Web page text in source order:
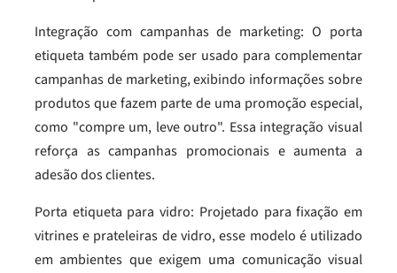
Integração com campanhas de marketing: O porta
etiqueta também pode ser usado para complementar
campanhas de marketing, exibindo informações sobre
produtos que fazem parte de uma promoção especial,
como "compre um, leve outro". Essa integração visual
reforça as campanhas promocionais e aumenta a
adesão dos clientes.
Porta etiqueta para vidro: Projetado para fixação em
vitrines e prateleiras de vidro, esse modelo é utilizado
em ambientes que exigem uma comunicação visual